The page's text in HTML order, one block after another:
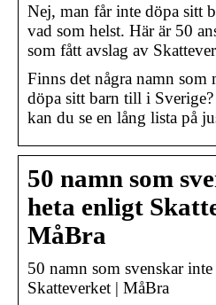
Nej, man får inte döpa sitt
vad som helst. Här är 50
som fått avslag av
Finns det några namn som
döpa sitt barn till i
kan du se en lång lista på
50 namn som
heta enligt
MåBra
50 namn som svenskar
Skatteverket | MåBra